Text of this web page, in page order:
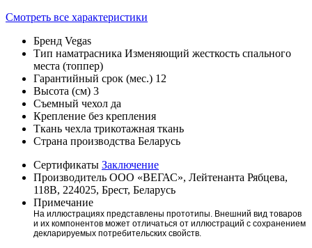
Смотреть все характеристики
Бренд Vegas
Тип наматрасника Изменяющий жесткость спального
места (топпер)
Гарантийный срок (мес.) 12
Высота (см) 3
Съемный чехол да
Крепление без крепления
Ткань чехла трикотажная ткань
Страна производства Беларусь
Сертификаты Заключение
Производитель ООО «ВЕГАС», Лейтенанта Рябцева,
118В, 224025, Брест, Беларусь
Примечание
На иллюстрациях представлены прототипы. Внешний вид товаров
и их компонентов может отличаться от иллюстраций с сохранением
декларируемых потребительских свойств.